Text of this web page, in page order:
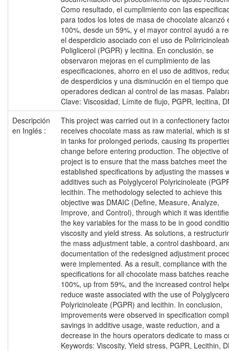
Como resultado, el cumplimiento con las
para todos los lotes de masa de chocolate alcanzó
100%, desde un 59%, y el mayor control ayudó a
el desperdicio asociado con el uso de
Poliglicerol (PGPR) y lecitina. En conclusión, se
observaron mejoras en el cumplimiento de las
especificaciones, ahorro en el uso de aditivos,
de desperdicios y una disminución en el tiempo
operadores dedican al control de las masas.
Clave: Viscosidad, Límite de flujo, PGPR, lecitina,
Descripción
en Inglés :
This project was carried out in a confectionery
receives chocolate mass as raw material, which is
in tanks for prolonged periods, causing its
change before entering production. The objective
project is to ensure that the mass batches meet the
established specifications by adjusting the masses
additives such as Polyglycerol Polyricinoleate
lecithin. The methodology selected to achieve this
objective was DMAIC (Define, Measure, Analyze,
Improve, and Control), through which it was
the key variables for the mass to be in good
viscosity and yield stress. As solutions, a
the mass adjustment table, a control dashboard,
documentation of the redesigned adjustment
were implemented. As a result, compliance with the
specifications for all chocolate mass batches
100%, up from 59%, and the increased control
reduce waste associated with the use of
Polyricinoleate (PGPR) and lecithin. In conclusion,
improvements were observed in specification
savings in additive usage, waste reduction, and a
decrease in the hours operators dedicate to mass
Keywords: Viscosity, Yield stress, PGPR, Lecithin,